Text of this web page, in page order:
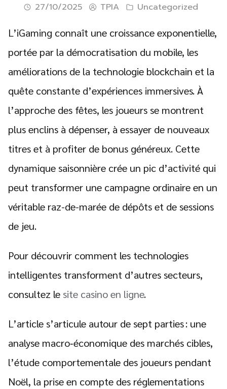
Languages:
27/10/2025 TPIA Uncategorized
L’iGaming connaît une croissance exponentielle,
portée par la démocratisation du mobile, les
améliorations de la technologie blockchain et la
quête constante d’expériences immersives. À
l’approche des fêtes, les joueurs se montrent
plus enclins à dépenser, à essayer de nouveaux
titres et à profiter de bonus généreux. Cette
dynamique saisonnière crée un pic d’activité qui
peut transformer une campagne ordinaire en un
véritable raz-de-marée de dépôts et de sessions
de jeu.
Pour découvrir comment les technologies
intelligentes transforment d’autres secteurs,
consultez le site casino en ligne.
L’article s’articule autour de sept parties : une
analyse macro‑économique des marchés cibles,
l’étude comportementale des joueurs pendant
Noël, la prise en compte des réglementations